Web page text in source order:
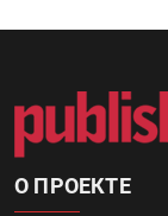
О ПРОЕКТЕ